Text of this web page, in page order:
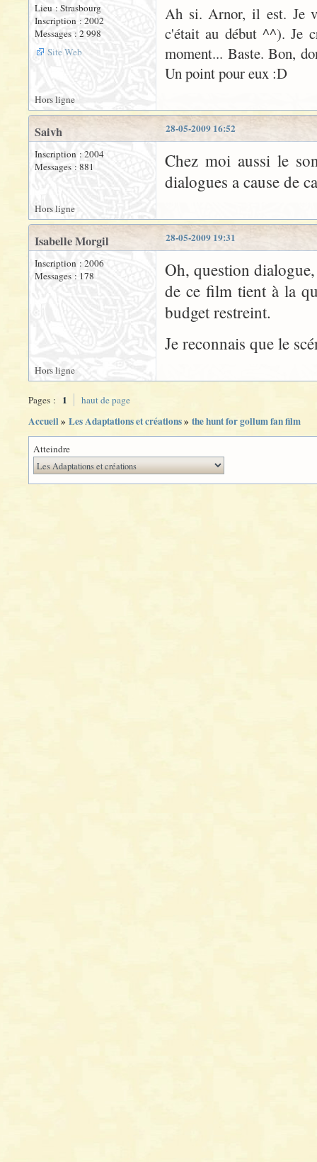
Lieu : Strasbourg
Inscription : 2002
Messages : 2 998
Site Web
Ah si. Arnor, il est. Je
c'était au début ^^). Je
moment... Baste. Bon,
Un point pour eux :D
Hors ligne
28-05-2009 16:52
Saivh
Inscription : 2004
Messages : 881
Chez moi aussi le
dialogues a cause de
Hors ligne
28-05-2009 19:31
Isabelle Morgil
Inscription : 2006
Messages : 178
Oh, question
de ce film tient à la
budget restreint.
Je reconnais que le
Hors ligne
Pages : 1 haut de page
Accueil» Les Adaptations et créations» the hunt for gollum fan film
Atteindre